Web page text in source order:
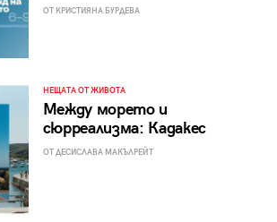
ОТ КРИСТИЯНА БУРДЕВА
НЕЩАТА ОТ ЖИВОТА
Между морето и
сюрреализма: Кадакес
ОТ ДЕСИСЛАВА МАКЪЛРЕЙТ